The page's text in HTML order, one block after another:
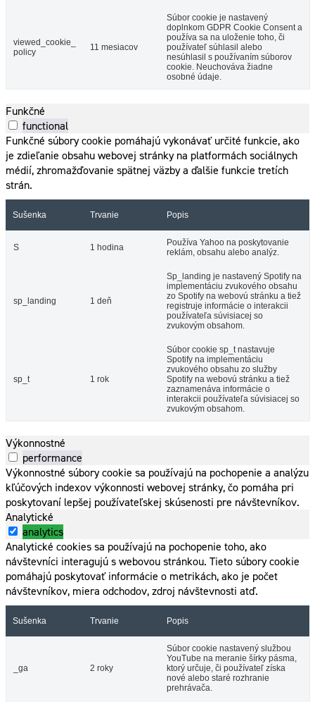
viewed_cookie_
policy
11 mesiacov
Súbor cookie je nastavený
doplnkom GDPR Cookie Consent a
používa sa na uloženie toho, či
používateľ súhlasil alebo
nesúhlasil s používaním súborov
cookie. Neuchováva žiadne
osobné údaje.
Funkčné
functional
Funkčné súbory cookie pomáhajú vykonávať určité funkcie, ako
je zdieľanie obsahu webovej stránky na platformách sociálnych
médií, zhromažďovanie spätnej väzby a ďalšie funkcie tretích
strán.
Sušenka Trvanie Popis
S 1 hodina
Používa Yahoo na poskytovanie
reklám, obsahu alebo analýz.
sp_landing 1 deň
Sp_landing je nastavený Spotify na
implementáciu zvukového obsahu
zo Spotify na webovú stránku a tiež
registruje informácie o interakcii
používateľa súvisiacej so
zvukovým obsahom.
sp_t 1 rok
Súbor cookie sp_t nastavuje
Spotify na implementáciu
zvukového obsahu zo služby
Spotify na webovú stránku a tiež
zaznamenáva informácie o
interakcii používateľa súvisiacej so
zvukovým obsahom.
Výkonnostné
performance
Výkonnostné súbory cookie sa používajú na pochopenie a analýzu
kľúčových indexov výkonnosti webovej stránky, čo pomáha pri
poskytovaní lepšej používateľskej skúsenosti pre návštevníkov.
Analytické
analytics
Analytické cookies sa používajú na pochopenie toho, ako
návštevníci interagujú s webovou stránkou. Tieto súbory cookie
pomáhajú poskytovať informácie o metrikách, ako je počet
návštevníkov, miera odchodov, zdroj návštevnosti atď.
Sušenka Trvanie Popis
_ga 2 roky
Súbor cookie nastavený službou
YouTube na meranie šírky pásma,
ktorý určuje, či používateľ získa
nové alebo staré rozhranie
prehrávača.